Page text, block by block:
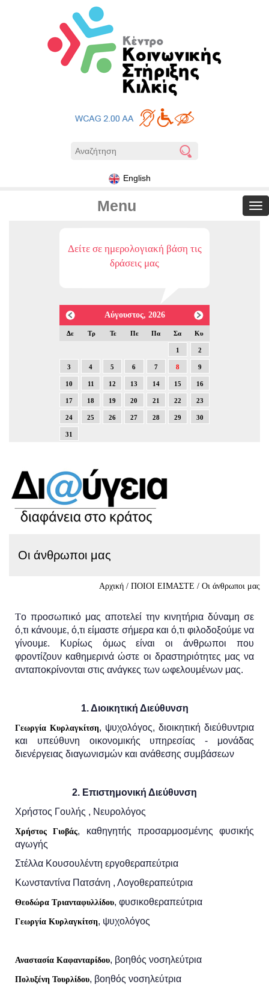
English
Menu
Δείτε σε ημερολογιακή βάση τις
δράσεις μας
Αύγουστος, 2026
Δε Τρ Τε Πε Πα Σα Κυ
1 2
3 4 5 6 7 8 9
10 11 12 13 14 15 16
17 18 19 20 21 22 23
24 25 26 27 28 29 30
31
Οι άνθρωποι μας
Αρχική / ΠΟΙΟΙ ΕΙΜΑΣΤΕ / Οι άνθρωποι μας
Το προσωπικό μας αποτελεί την κινητήρια δύναμη σε
ό,τι κάνουμε, ό,τι είμαστε σήμερα και ό,τι φιλοδοξούμε να
γίνουμε. Κυρίως όμως είναι οι άνθρωποι που
φροντίζουν καθημερινά ώστε οι δραστηριότητες μας να
ανταποκρίνονται στις ανάγκες των ωφελουμένων μας.
1. Διοικητική Διεύθυνση
Γεωργία Κυρλαγκίτση, ψυχολόγος, διοικητική διεύθυντρια
και υπεύθυνη οικονομικής υπηρεσίας - μονάδας
διενέργειας διαγωνισμών και ανάθεσης συμβάσεων
2. Επιστημονική Διεύθυνση
Χρήστος Γουλής , Νευρολόγος
Χρήστος Γιοβάς, καθηγητής προσαρμοσμένης φυσικής
αγωγής
Στέλλα Κουσουλέντη εργοθεραπεύτρια
Κωνσταντίνα Πατσάνη , Λογοθεραπεύτρια
Θεοδώρα Τριανταφυλλίδου, φυσικοθεραπεύτρια
Γεωργία Κυρλαγκίτση, ψυχολόγος
Αναστασία Καφανταρίδου, βοηθός νοσηλεύτρια
Πολυξένη Τουρλίδου, βοηθός νοσηλεύτρια